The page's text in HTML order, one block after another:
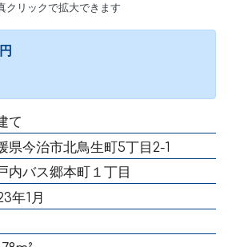
クリックで拡大できます
て
県今治市北鳥生町5丁目2-1
内バス郷本町１丁目
年1月